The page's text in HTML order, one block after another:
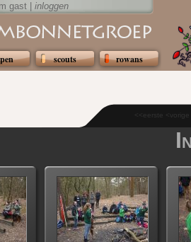
gast | inloggen
scouts rowans
<<eerste <vorige